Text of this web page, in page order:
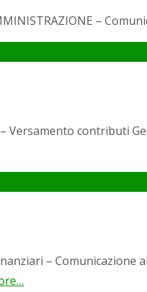
–
Versamento contributi
– Comunicazione